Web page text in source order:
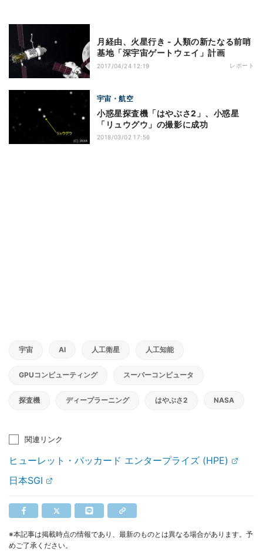
月経由、火星行き - 人類の新たなる前哨
基地「深宇宙ゲートウェイ」計画
2017/04/24 12:19 レポート
宇宙・航空
小惑星探査機「はやぶさ2」、小惑星
「リュウグウ」の撮影に成功
2018/03/02 17:56
宇宙 AI 人工衛星 人工知能
GPUコンピューティング スーパーコンピュータ
探査機 ディープラーニング はやぶさ2 NASA
関連リンク
ヒューレット・パッカード エンタープライズ (HPE)
日本SGI
※本記事は掲載時点の情報であり、最新のものとは異なる場合があります。予
めご了承ください。